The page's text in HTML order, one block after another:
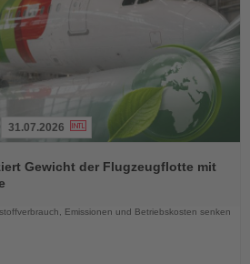
31.07.2026
Gewicht der Flugzeugflotte mit
Emissionen und Betriebskosten senken